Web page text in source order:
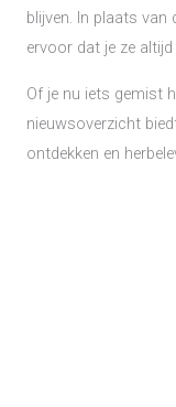
blijven. In plaats van
ervoor dat je ze
Of je nu iets gemist
nieuwsoverzicht
ontdekken en